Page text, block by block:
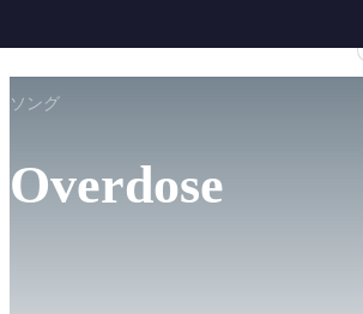
ホーム›なとり›Overdose
ソング
Overdose